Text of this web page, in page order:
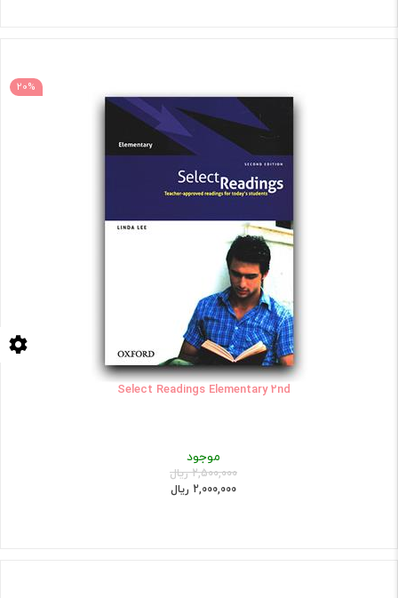
20%
Select Readings Elementary 2nd
موجود
2,500,000 ریال
2,000,000 ریال